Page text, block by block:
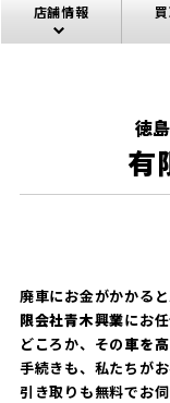
店舗情報
徳
有
廃車にお金がかかる
限会社青木興業にお
どころか、その車を
手続きも、私たちが
引き取りも無料でお